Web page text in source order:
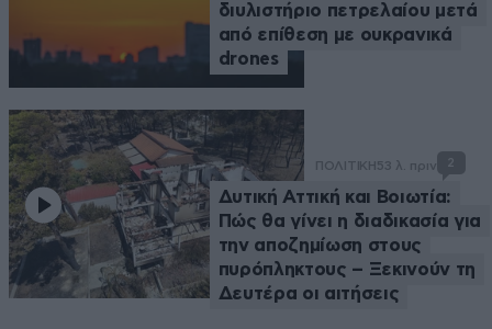
διυλιστήριο πετρελαίου μετά
από επίθεση με ουκρανικά
drones
ΠΟΛΙΤΙΚΗ53 λ. πριν 2
Δυτική Αττική και Βοιωτία:
Πώς θα γίνει η διαδικασία για
την αποζημίωση στους
πυρόπληκτους – Ξεκινούν τη
Δευτέρα οι αιτήσεις